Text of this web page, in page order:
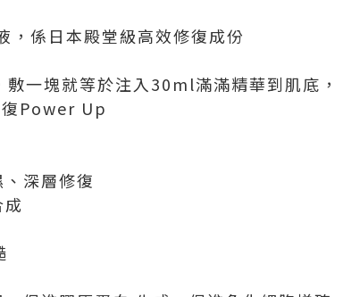
係日本殿堂級高效修復成份
一塊就等於注入30ml滿滿精華到肌底，
復Power Up
深層修復